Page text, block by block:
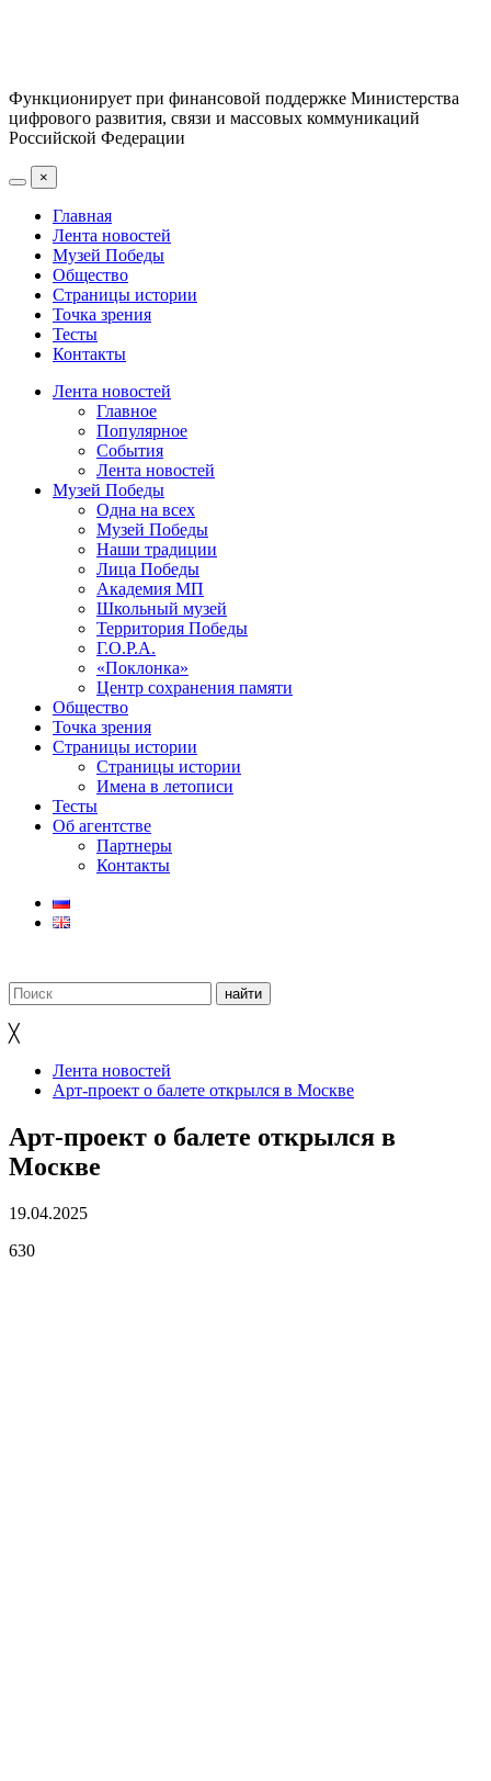
Функционирует при финансовой поддержке Министерства
цифрового развития, связи и массовых коммуникаций
Российской Федерации
×
Главная
Лента новостей
Музей Победы
Общество
Страницы истории
Точка зрения
Тесты
Контакты
Лента новостей
Главное
Популярное
События
Лента новостей
Музей Победы
Одна на всех
Музей Победы
Наши традиции
Лица Победы
Академия МП
Школьный музей
Территория Победы
Г.О.Р.А.
«Поклонка»
Центр сохранения памяти
Общество
Точка зрения
Страницы истории
Страницы истории
Имена в летописи
Тесты
Об агентстве
Партнеры
Контакты
╳
Лента новостей
Арт-проект о балете открылся в Москве
Арт-проект о балете открылся в
Москве
19.04.2025
630